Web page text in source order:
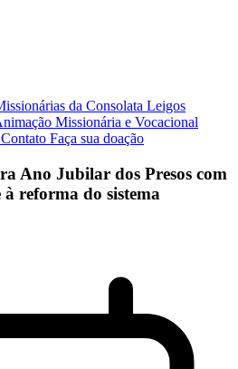
da Consolata Leigos
Missionária e Vocacional
Contato Faça sua doação
Ano Jubilar dos Presos com
reforma do sistema